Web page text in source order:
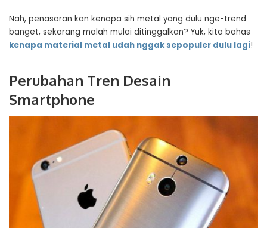
Nah, penasaran kan kenapa sih metal yang dulu nge-trend
banget, sekarang malah mulai ditinggalkan? Yuk, kita bahas
kenapa material metal udah nggak sepopuler dulu lagi!
Perubahan Tren Desain
Smartphone